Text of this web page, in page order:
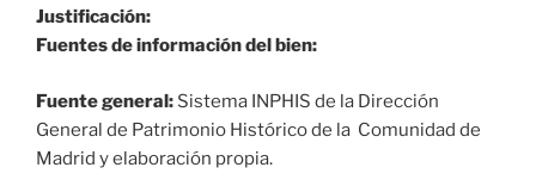
Justificación:
Fuentes de información del bien:
Fuente general: Sistema INPHIS de la Dirección
General de Patrimonio Histórico de la Comunidad de
Madrid y elaboración propia.